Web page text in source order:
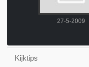
27-5-2009
Kijktips